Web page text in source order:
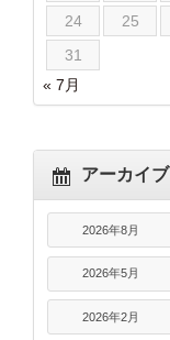
24
25
31
« 7月
アーカイブ
2026年8月
2026年5月
2026年2月